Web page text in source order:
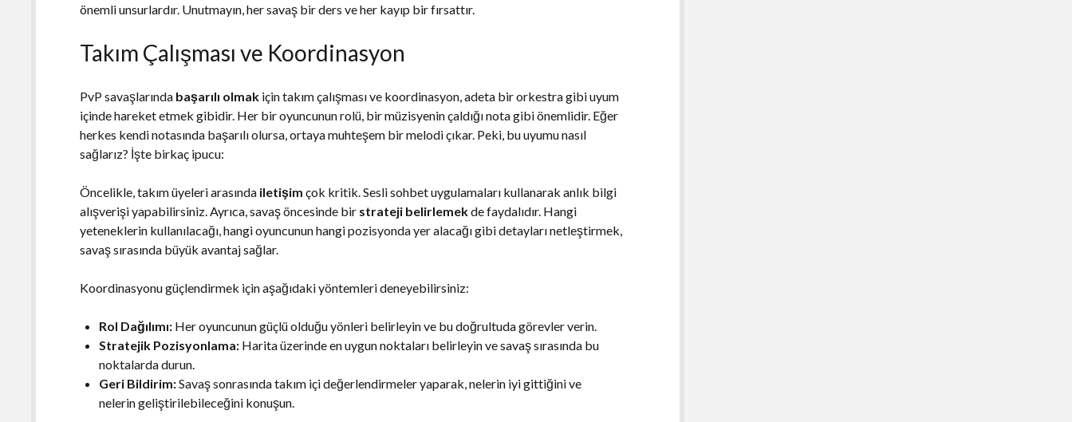
önemli unsurlardır. Unutmayın, her savaş bir ders ve her kayıp bir fırsattır.
Takım Çalışması ve Koordinasyon
PvP savaşlarında başarılı olmak için takım çalışması ve koordinasyon, adeta bir orkestra gibi uyum
içinde hareket etmek gibidir. Her bir oyuncunun rolü, bir müzisyenin çaldığı nota gibi önemlidir. Eğer
herkes kendi notasında başarılı olursa, ortaya muhteşem bir melodi çıkar. Peki, bu uyumu nasıl
sağlarız? İşte birkaç ipucu:
Öncelikle, takım üyeleri arasında iletişim çok kritik. Sesli sohbet uygulamaları kullanarak anlık bilgi
alışverişi yapabilirsiniz. Ayrıca, savaş öncesinde bir strateji belirlemekde faydalıdır. Hangi
yeteneklerin kullanılacağı, hangi oyuncunun hangi pozisyonda yer alacağı gibi detayları netleştirmek,
savaş sırasında büyük avantaj sağlar.
Koordinasyonu güçlendirmek için aşağıdaki yöntemleri deneyebilirsiniz:
Rol Dağılımı: Her oyuncunun güçlü olduğu yönleri belirleyin ve bu doğrultuda görevler verin.
Stratejik Pozisyonlama: Harita üzerinde en uygun noktaları belirleyin ve savaş sırasında bu
noktalarda durun.
Geri Bildirim:Savaş sonrasında takım içi değerlendirmeler yaparak, nelerin iyi gittiğini ve
nelerin geliştirilebileceğini konuşun.